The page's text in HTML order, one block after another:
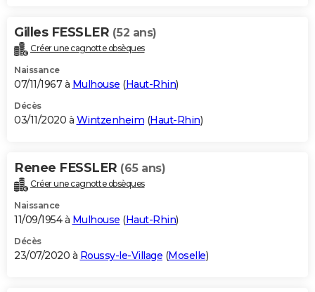
Gilles FESSLER (52 ans)
Créer une cagnotte obsèques
Naissance
07/11/1967 à Mulhouse (Haut-Rhin)
Décès
03/11/2020 à Wintzenheim (Haut-Rhin)
Renee FESSLER (65 ans)
Créer une cagnotte obsèques
Naissance
11/09/1954 à Mulhouse (Haut-Rhin)
Décès
23/07/2020 à Roussy-le-Village (Moselle)